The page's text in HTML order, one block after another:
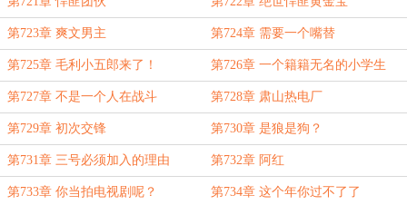
第723章 爽文男主 第724章 需要一个嘴替
第725章 毛利小五郎来了！ 第726章 一个籍籍无名的小学生
第727章 不是一个人在战斗 第728章 肃山热电厂
第729章 初次交锋 第730章 是狼是狗？
第731章 三号必须加入的理由 第732章 阿红
第733章 你当拍电视剧呢？ 第734章 这个年你过不了了